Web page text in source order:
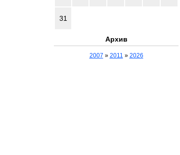
31
Архив
2007 » 2011 » 2026